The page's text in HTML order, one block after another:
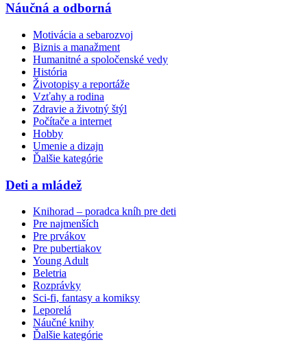
Náučná a odborná
Motivácia a sebarozvoj
Biznis a manažment
Humanitné a spoločenské vedy
História
Životopisy a reportáže
Vzťahy a rodina
Zdravie a životný štýl
Počítače a internet
Hobby
Umenie a dizajn
Ďalšie kategórie
Deti a mládež
Knihorad – poradca kníh pre deti
Pre najmenších
Pre prvákov
Pre pubertiakov
Young Adult
Beletria
Rozprávky
Sci-fi, fantasy a komiksy
Leporelá
Náučné knihy
Ďalšie kategórie